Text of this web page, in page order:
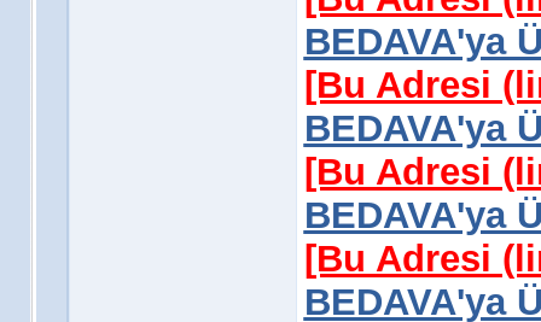
BEDAVA'ya
[Bu Adresi
BEDAVA'ya
[Bu Adresi
BEDAVA'ya
[Bu Adresi
BEDAVA'ya